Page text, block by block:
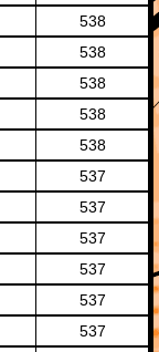
538
538
538
538
538
537
537
537
537
537
537